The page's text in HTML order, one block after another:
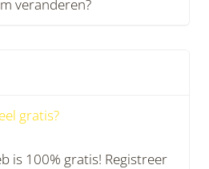
veranderen?
gratis?
is 100% gratis! Registreer